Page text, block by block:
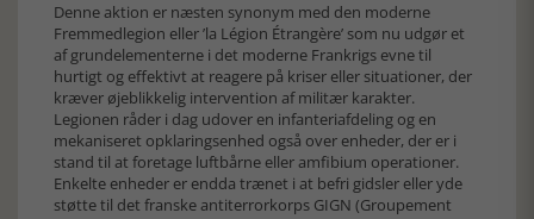
Denne aktion er næsten synonym med den moderne
Fremmedlegion eller ’la Légion Étrangère’ som nu udgør et
af grundelementerne i det moderne Frankrigs evne til
hurtigt og effektivt at reagere på kriser eller situationer, der
kræver øjeblikkelig intervention af militær karakter.
Legionen råder i dag udover en infanteriafdeling og en
mekaniseret opklaringsenhed også over enheder, der er i
stand til at foretage luftbårne eller amfibium operationer.
Enkelte enheder er endda trænet i at befri gidsler eller yde
støtte til det franske antiterrorkorps GIGN (Groupement